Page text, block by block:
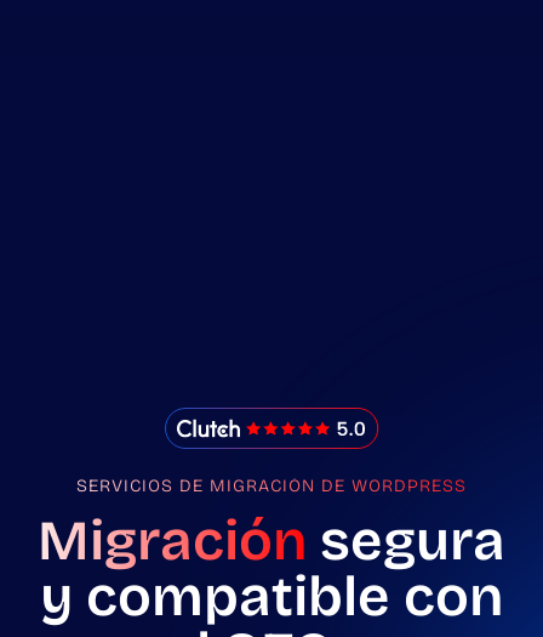
IMADO Reviews
SERVICIOS DE MIGRACIÓN DE WORDPRESS
Migración segura
y compatible con